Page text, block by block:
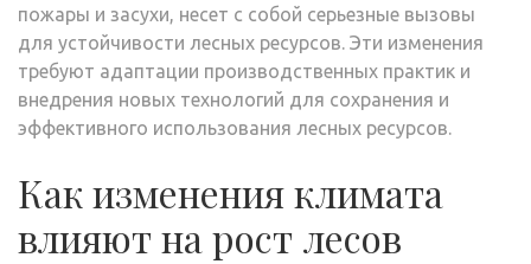
пожары и засухи, несет с собой серьезные вызовы
для устойчивости лесных ресурсов. Эти изменения
требуют адаптации производственных практик и
внедрения новых технологий для сохранения и
эффективного использования лесных ресурсов.
Как изменения климата
влияют на рост лесов